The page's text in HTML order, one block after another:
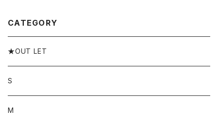
CATEGORY
★OUT LET
S
M